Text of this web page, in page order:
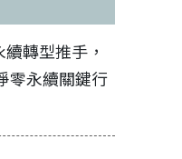
轉型推手，
零永續關鍵行